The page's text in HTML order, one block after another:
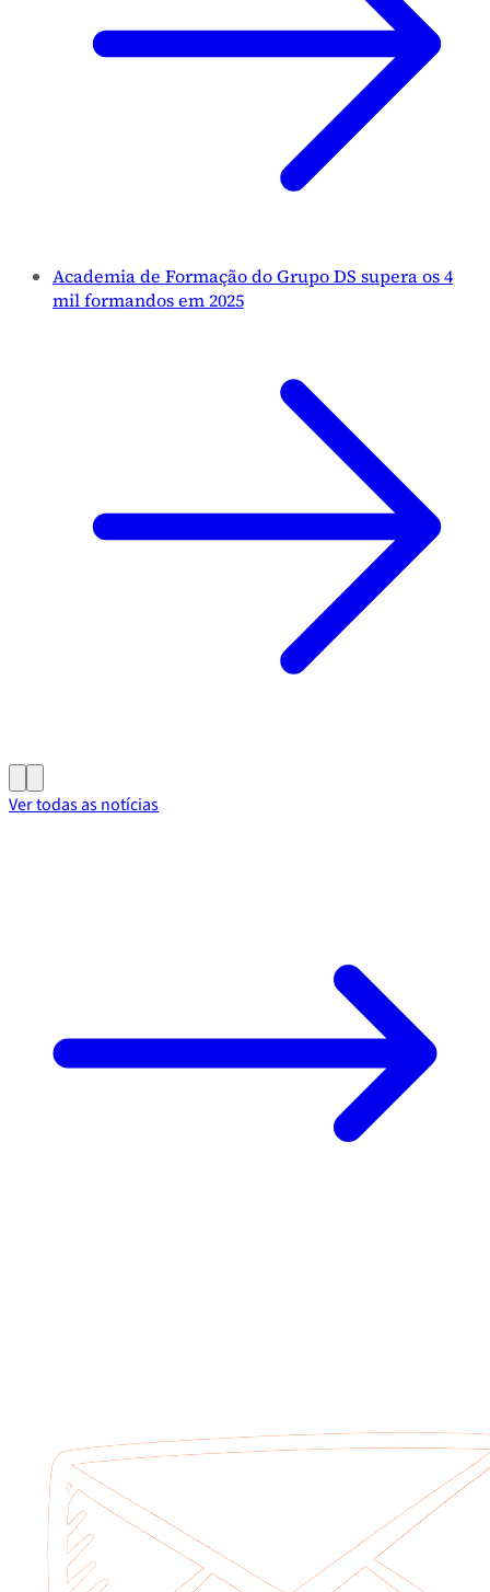
Academia de Formação do Grupo DS supera os 4
mil formandos em 2025
Ver todas as notícias